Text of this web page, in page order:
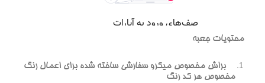
محتويات جعبه
براش مخصوص ميکرو سفارشي ساخته شده براي اعمال رنگ
مخصوص هر کد رنگ